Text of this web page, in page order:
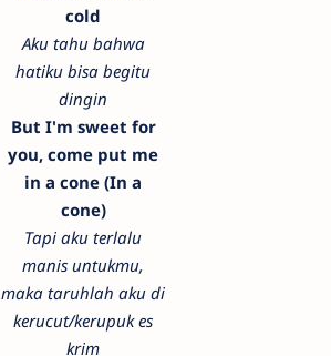
cold
Aku tahu bahwa
hatiku bisa begitu
dingin
But I'm sweet for
you, come put me
in a cone (In a
cone)
Tapi aku terlalu
manis untukmu,
maka taruhlah aku di
kerucut/kerupuk es
krim